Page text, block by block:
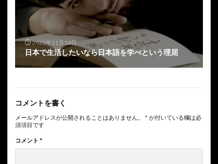
2020年11月16日
日本で生活したいなら日本語を学べという理屈
コメントを書く
メールアドレスが公開されることはありません。 * が付いている欄は必
須項目です
コメント *